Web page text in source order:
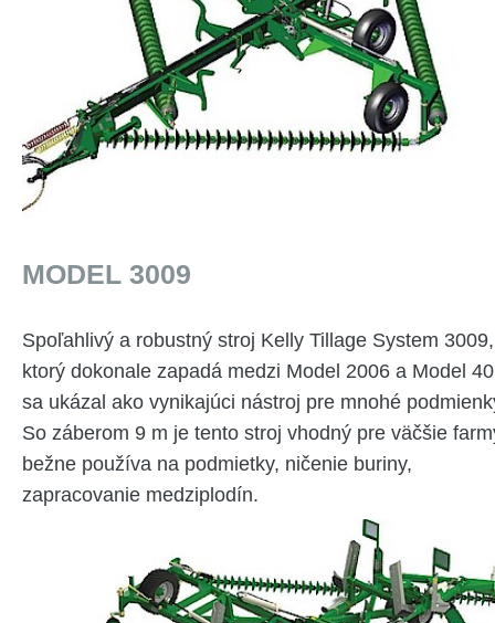
MODEL 3009
Spoľahlivý a robustný stroj Kelly Tillage System 3009,
ktorý dokonale zapadá medzi Model 2006 a Model
sa ukázal ako vynikajúci nástroj pre mnohé
So záberom 9 m je tento stroj vhodný pre väčšie
bežne používa na podmietky, ničenie buriny,
zapracovanie medziplodín.